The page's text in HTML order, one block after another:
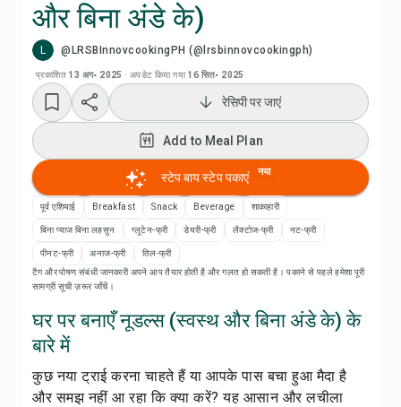
और बिना अंडे के)
L @LRSBInnovcookingPH (@lrsbinnovcookingph)
प्रकाशित 13 अग॰ 2025 ·अपडेट किया गया 16 सित॰ 2025
Chefadora AI से पकाएं
Add to Meal Plan
Add to Shopping List
रेसिपी नोट्स
सेव करें
शेयर करें
रेसिपी पर जाएं
Add to Meal Plan
स्टेप बाय स्टेप पकाएं नया
पूर्व एशियाई Breakfast Snack Beverage शाकाहारी
बिना प्याज बिना लहसुन ग्लूटेन-फ्री डेयरी-फ्री लैक्टोज-फ्री नट-फ्री
पीनट-फ्री अनाज-फ्री
तिल-फ्री
टैग और पोषण संबंधी जानकारी अपने आप तैयार होती है और गलत हो सकती है। पकाने से पहले हमेशा पूरी
सामग्री सूची ज़रूर जाँचें।
घर पर बनाएँ नूडल्स (स्वस्थ और बिना अंडे के) के
बारे में
कुछ नया ट्राई करना चाहते हैं या आपके पास बचा हुआ मैदा है
और समझ नहीं आ रहा कि क्या करें? यह आसान और लचीला